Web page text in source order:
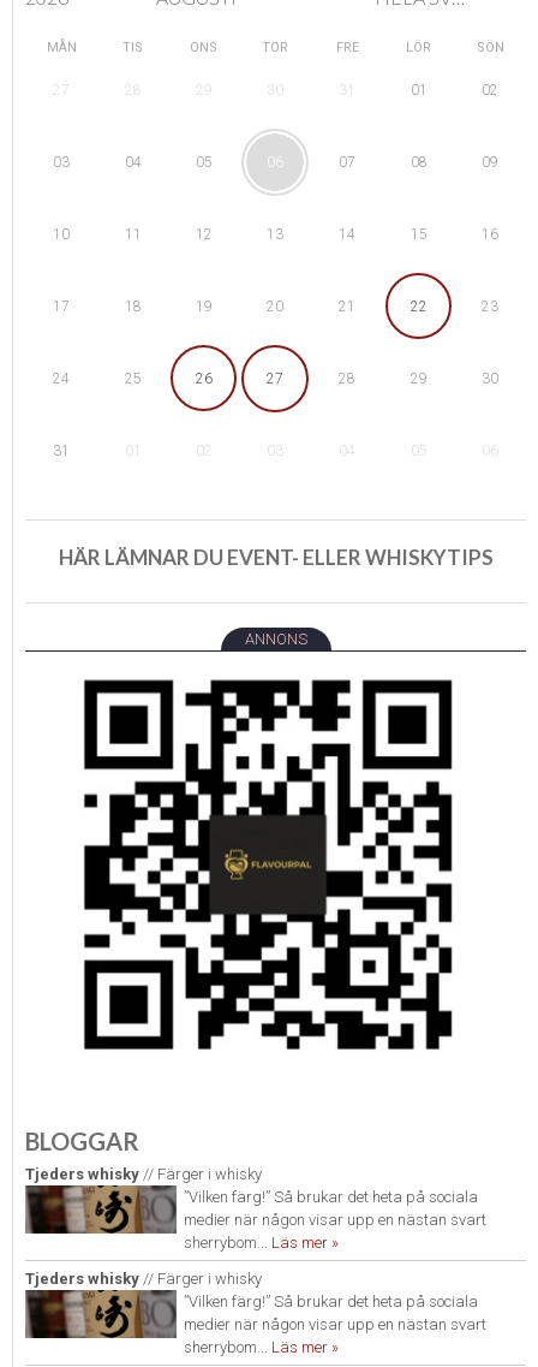
MÅN TIS ONS TOR FRE LÖR SÖN
27 28 29 30 31 01 02
03 04 05 06 07 08 09
10 11 12 13 14 15 16
17 18 19 20 21 22 23
24 25 26 27 28 29 30
31 01 02 03 04 05 06
HÄR LÄMNAR DU EVENT- ELLER WHISKYTIPS
ANNONS
BLOGGAR
Tjeders whisky // Färger i whisky
”Vilken färg!” Så brukar det heta på sociala
medier när någon visar upp en nästan svart
sherrybom... Läs mer »
Tjeders whisky // Färger i whisky
”Vilken färg!” Så brukar det heta på sociala
medier när någon visar upp en nästan svart
sherrybom... Läs mer »